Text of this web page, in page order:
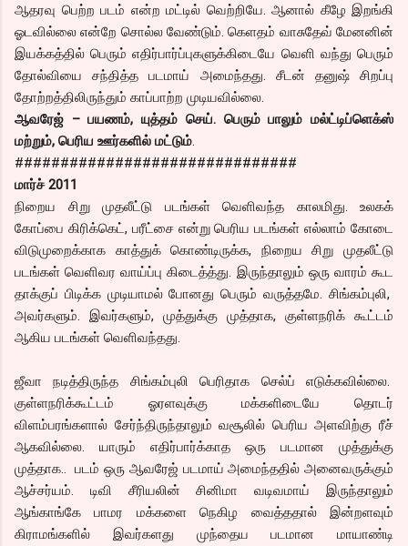
ஆதரவு பெற்ற படம் என்ற மட்டில் வெற்றியே. ஆனால் கீழே இறங்கி
ஓடவில்லை என்றே சொல்ல வேண்டும். கெளதம் வாசுதேவ் மேனனின்
இயக்கத்தில் பெரும் எதிர்பார்ப்புகளுக்கிடையே வெளி வந்து பெரும்
தோல்வியை சந்தித்த படமாய் அமைந்தது. சீடன் தனுஷ் சிறப்பு
தோற்றத்திலிருந்தும் காப்பாற்ற முடியவில்லை.
ஆவரேஜ் – பயணம், யுத்தம் செய். பெரும் பாலும் மல்ட்டிப்ளெக்ஸ்
மற்றும், பெரிய ஊர்களில் மட்டும்
###############################
மார்ச் 2011
நிறைய சிறு முதலீட்டு படங்கள் வெளிவந்த காலமிது. உலகக்
கோப்பை கிரிக்கெட், பரீட்சை என்று பெரிய படங்கள் எல்லாம் கோடை
விடுமுறைக்காக காத்துக் கொண்டிருக்க, நிறைய சிறு முதலீட்டு
படங்கள் வெளிவர வாய்ப்பு கிடைத்த்து. இருந்தாலும் ஒரு வாரம் கூட
தாக்குப் பிடிக்க முடியாமல் போனது பெரும் வருத்தமே. சிங்கம்புலி,
அவர்களும். இவர்களும், முத்துக்கு முத்தாக, குள்ளநரிக் கூட்டம்
ஆகிய படங்கள் வெளிவந்தது.
ஜீவா நடித்திருந்த சிங்கம்புலி பெரிதாக செல்ப் எடுக்கவில்லை.
குள்ளநரிக்கூட்டம் ஓரளவுக்கு மக்களிடையே தொடர்
விளம்பரங்களால் சேர்ந்திருந்தாலும் வசூலில் பெரிய அளவிற்கு ரீச்
ஆகவில்லை. யாரும் எதிர்பார்க்காத ஒரு படமான முத்துக்கு
முத்தாக.. படம் ஒரு ஆவரேஜ் படமாய் அமைந்ததில் அனைவருக்கும்
ஆச்சர்யம். டிவி சீரியலின் சினிமா வடிவமாய் இருந்தாலும்
ஆங்காங்கே பாமர மக்களை நெகிழ வைத்ததால் இன்றளவும்
கிராமங்களில் இவர்களது முந்தைய படமான மாயாண்டி